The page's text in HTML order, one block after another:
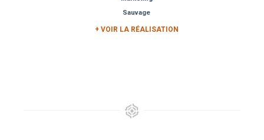
Sauvage
+ VOIR LA RÉALISATION